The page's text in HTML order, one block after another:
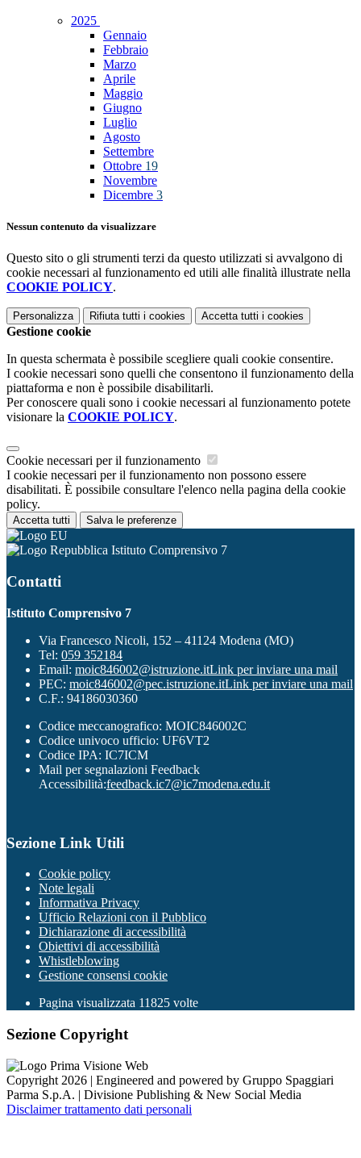
2025
Gennaio
Febbraio
Marzo
Aprile
Maggio
Giugno
Luglio
Agosto
Settembre
Ottobre 19
Novembre
Dicembre 3
Nessun contenuto da visualizzare
Questo sito o gli strumenti terzi da questo utilizzati si avvalgono di
cookie necessari al funzionamento ed utili alle finalità illustrate nella
COOKIE POLICY.
Personalizza Rifiuta tutti i cookies Accetta tutti i cookies
Gestione cookie
In questa schermata è possibile scegliere quali cookie consentire.
I cookie necessari sono quelli che consentono il funzionamento della
piattaforma e non è possibile disabilitarli.
Per conoscere quali sono i cookie necessari al funzionamento potete
visionare la COOKIE POLICY.
Cookie necessari per il funzionamento
I cookie necessari per il funzionamento non possono essere
disabilitati. È possibile consultare l'elenco nella pagina della cookie
policy.
Accetta tutti Salva le preferenze
Istituto Comprensivo 7
Contatti
Istituto Comprensivo 7
Via Francesco Nicoli, 152 – 41124 Modena (MO)
Tel: 059 352184
Email: moic846002@istruzione.itLink per inviare una mail
PEC: moic846002@pec.istruzione.itLink per inviare una mail
C.F.: 94186030360
Codice meccanografico: MOIC846002C
Codice univoco ufficio: UF6VT2
Codice IPA: IC7ICM
Mail per segnalazioni Feedback
Accessibilità:feedback.ic7@ic7modena.edu.it
Sezione Link Utili
Cookie policy
Note legali
Informativa Privacy
Ufficio Relazioni con il Pubblico
Dichiarazione di accessibilità
Obiettivi di accessibilità
Whistleblowing
Gestione consensi cookie
Pagina visualizzata 11825 volte
Sezione Copyright
Copyright 2026 | Engineered and powered by Gruppo Spaggiari
Parma S.p.A. | Divisione Publishing & New Social Media
Disclaimer trattamento dati personali